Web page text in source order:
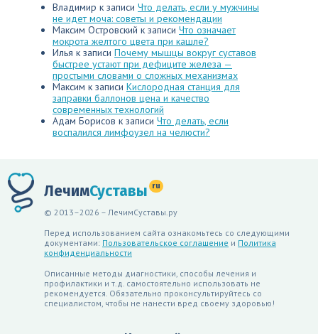
Владимир к записи Что делать, если у мужчины
не идет моча: советы и рекомендации
Максим Островский к записи Что означает
мокрота желтого цвета при кашле?
Илья к записи Почему мышцы вокруг суставов
быстрее устают при дефиците железа —
простыми словами о сложных механизмах
Максим к записи Кислородная станция для
заправки баллонов цена и качество
современных технологий
Адам Борисов к записи Что делать, если
воспалился лимфоузел на челюсти?
ЛечимСуставы ru
© 2013–2026 – ЛечимСуставы.ру
Перед использованием сайта ознакомьтесь со следующими
документами: Пользовательское соглашение и Политика
конфиденциальности
Описанные методы диагностики, способы лечения и
профилактики и т.д. самостоятельно использовать не
рекомендуется. Обязательно проконсультируйтесь со
специалистом, чтобы не нанести вред своему здоровью!